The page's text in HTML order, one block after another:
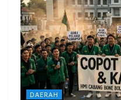
DAERAH